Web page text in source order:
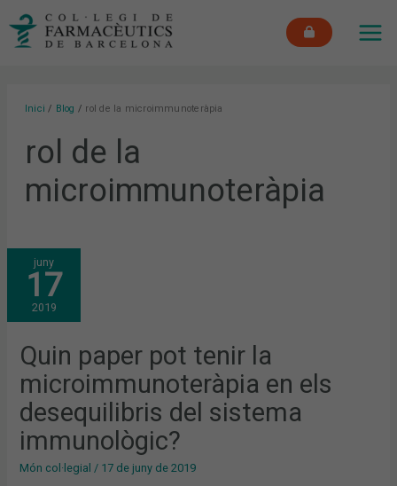
Inici Blog rol de la microimmunoteràpia
rol de la
microimmunoteràpia
juny
17
2019
Quin paper pot tenir la
microimmunoteràpia en els
desequilibris del sistema
immunològic?
Món col·legial / 17 de juny de 2019
QUIN
PAPER
POT
TENIR
LA
MICROIMMUNOTERÀPIA
EN
DESEQUILIBRIS
DEL
SISTEMA
IMMUNOLÒGIC?